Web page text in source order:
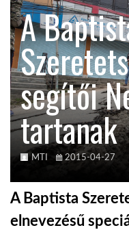
KÖZEL-KELET
AUSZTRÁLIA
A VILÁG ITTHON
A
segítői
tartanak
MTI 2015-04-27
A Baptista
elnevezésű